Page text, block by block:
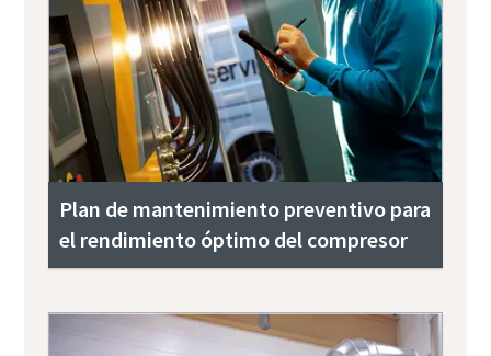
Plan de mantenimiento preventivo para
el rendimiento óptimo del compresor